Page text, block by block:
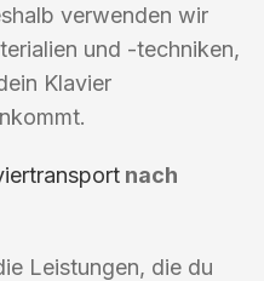
verwenden wir
und -techniken,
Klavier
nach
Leistungen, die du